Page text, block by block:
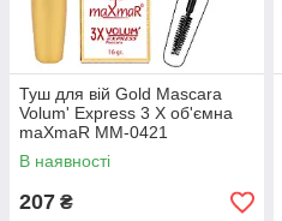
Туш для вій Gold Mascara
Volum' Express 3 X об'ємна
maXmaR MM-0421
В наявності
207 ₴